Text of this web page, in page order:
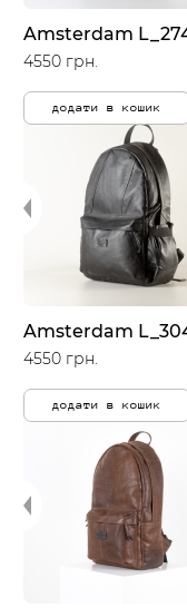
Amsterdam
4550 грн.
додати в кошик
Amsterdam
4550 грн.
додати в кошик